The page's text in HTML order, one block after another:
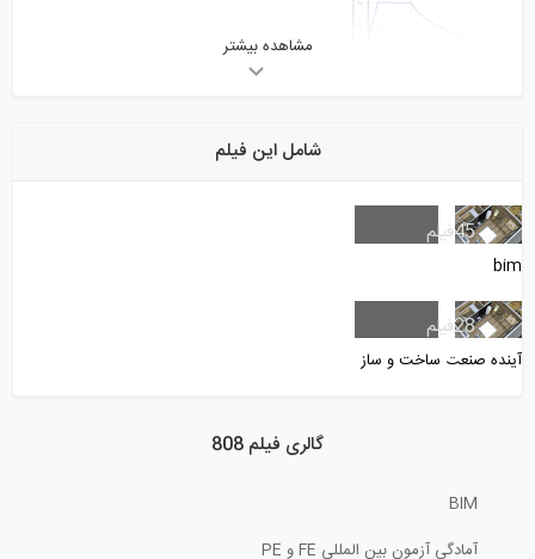
روش های طراحی سازه های بتن مسلح
مشاهده بیشتر
شامل این فیلم
bim
45فیلم
آینده صنعت ساخت و ساز
28فیلم
گالری فیلم 808
BIM
آمادگی آزمون بین المللی FE و PE